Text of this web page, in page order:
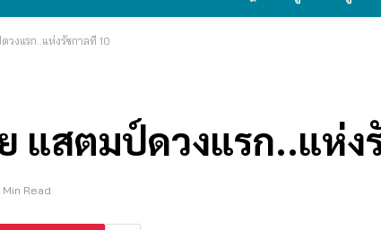
งแรก..แห่งรัชกาลที่ 10
แสตมป์ดวงแรก..แห่ง
Min Read